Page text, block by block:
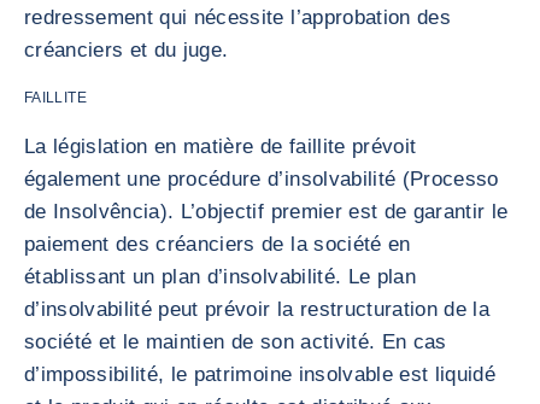
redressement qui nécessite l’approbation des
créanciers et du juge.
FAILLITE
La législation en matière de faillite prévoit
également une procédure d’insolvabilité (Processo
de Insolvência). L’objectif premier est de garantir le
paiement des créanciers de la société en
établissant un plan d’insolvabilité. Le plan
d’insolvabilité peut prévoir la restructuration de la
société et le maintien de son activité. En cas
d’impossibilité, le patrimoine insolvable est liquidé